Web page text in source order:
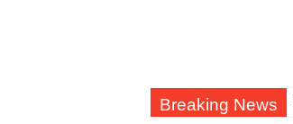
Breaking News